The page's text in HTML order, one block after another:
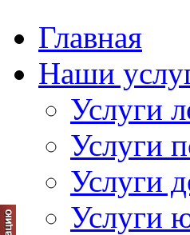
Главная
Наши
Услуги
Услуги
Услуги
Услуги